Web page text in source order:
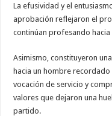
La efusividad y el
aprobación reflejaron el
continúan profesando
Asimismo, constituyeron
hacia un hombre
vocación de servicio y
valores que dejaron una
partido.